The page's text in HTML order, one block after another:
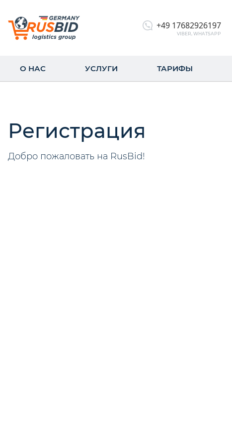
+49 17682926197
VIBER, WHATSAPP
О НАС УСЛУГИ ТАРИФЫ
Регистрация
Добро пожаловать на RusBid!